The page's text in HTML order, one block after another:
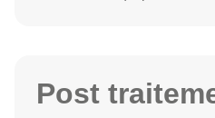
Post